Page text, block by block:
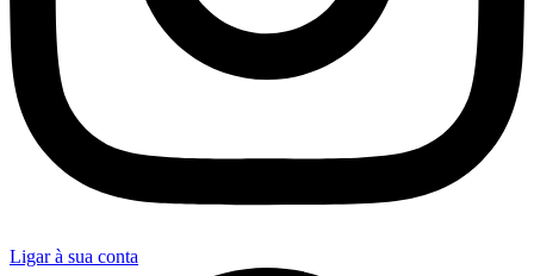
Ligar à sua conta